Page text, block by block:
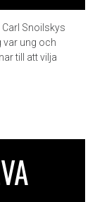
Carl Snoilskys
var ung och
till att vilja